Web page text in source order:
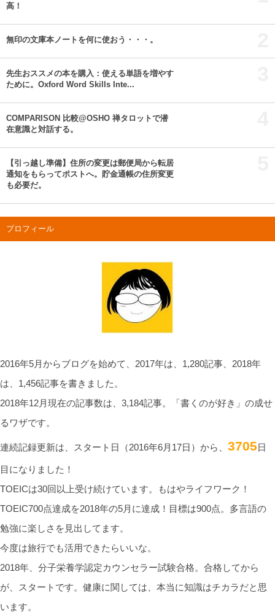
高！
無印の文庫本ノートを何に使おう・・・。
先生おススメの本を購入：使える単語を増やす
ために。Oxford Word Skills Inte...
COMPARISON 比較@OSHO 禅タロットで潜
在意識と対話する。
【引っ越し準備】住所の変更は郵便局から転居
通知をもらってポストへ。貯金通帳の住所変更
も必要だ。
プロフィール
2016年5月からブログを始めて、2017年は、1,280記事、2018年
は、1,456記事を書きました。
2018年12月現在の記事数は、3,184記事。「書くのが好き」の成せ
るワザです。
連続記録更新は、スタート日（2016年6月17日）から、 3705日
目になりました！
TOEICは30回以上受け続けています。もはやライフワーク！
TOEIC700点達成を2018年の5月に達成！目標は900点。多言語の
勉強に楽しさを見出してます。
今度は旅行でも活用できたらいいな。
2018年、分子栄養学認定カウンセラー試験合格。合格してから
が、スタートです。健康に関しては、本当に知識はチカラだと思
います。